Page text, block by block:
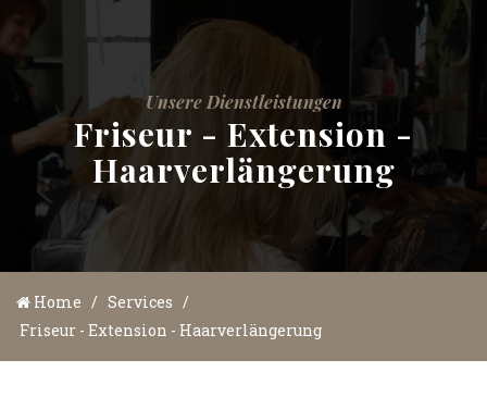
Unsere Dienstleistungen
Friseur - Extension -
Haarverlängerung
Home / Services /
Friseur - Extension - Haarverlängerung